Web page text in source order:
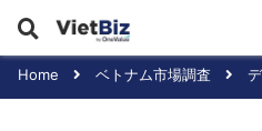
Home ベトナム市場調査